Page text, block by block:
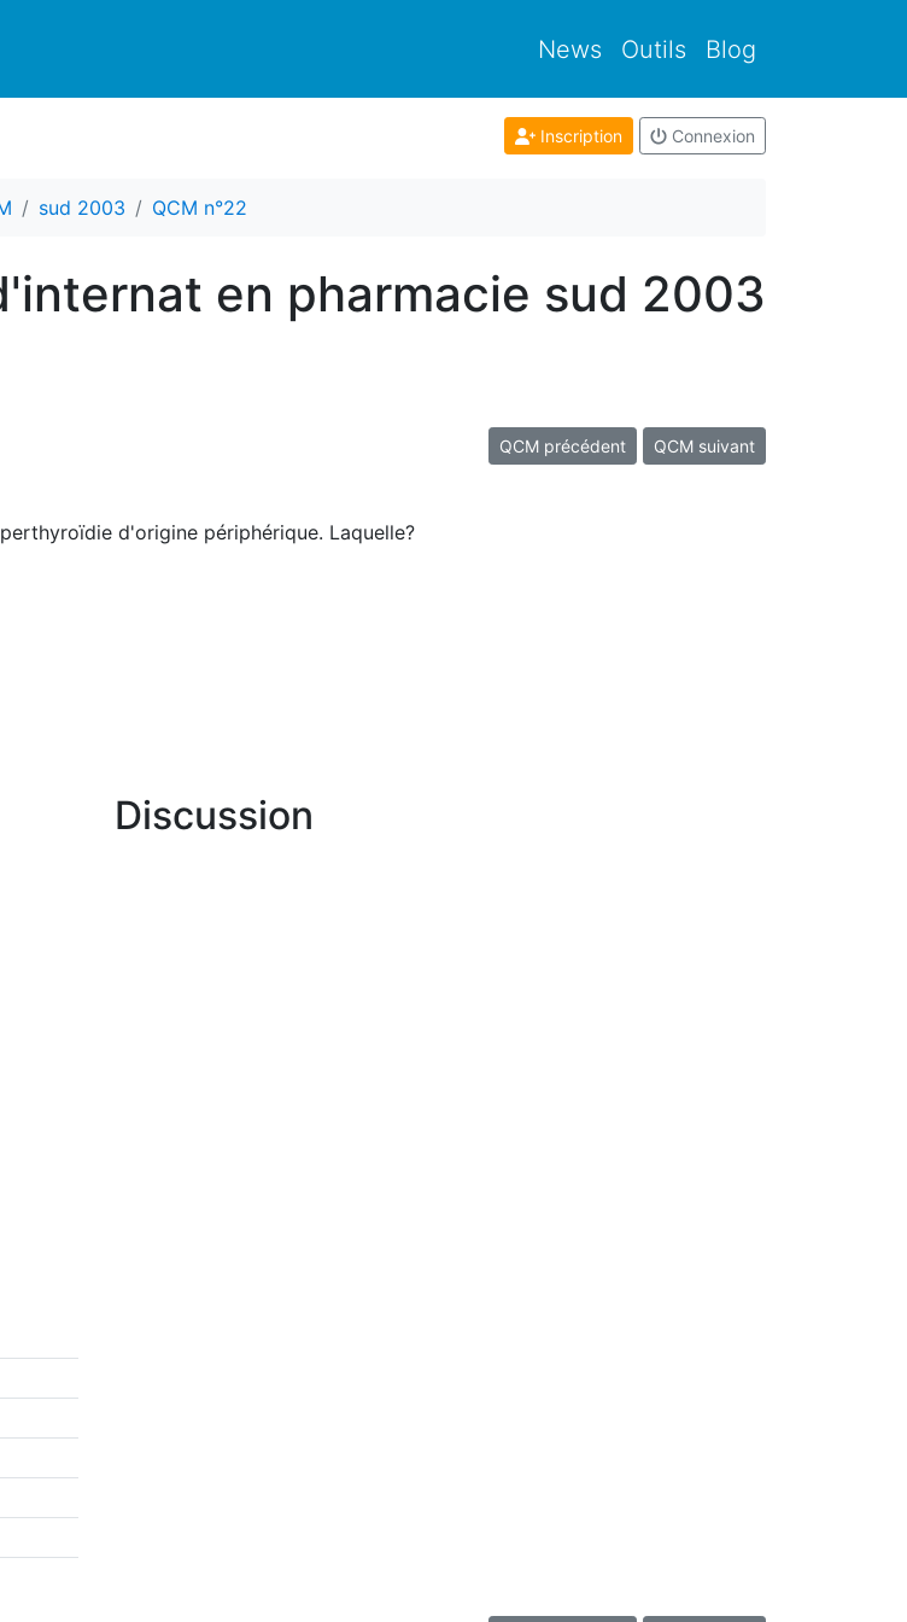
News Outils Blog
Inscription Connexion
sud 2003 QCM n°22
en pharmacie sud 2003
QCM précédent QCM suivant
d'origine périphérique. Laquelle?
Discussion